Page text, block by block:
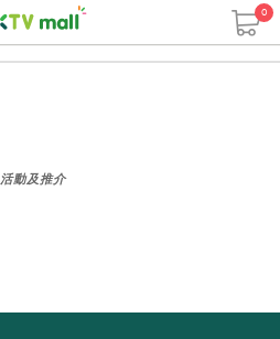
0
活動及推介